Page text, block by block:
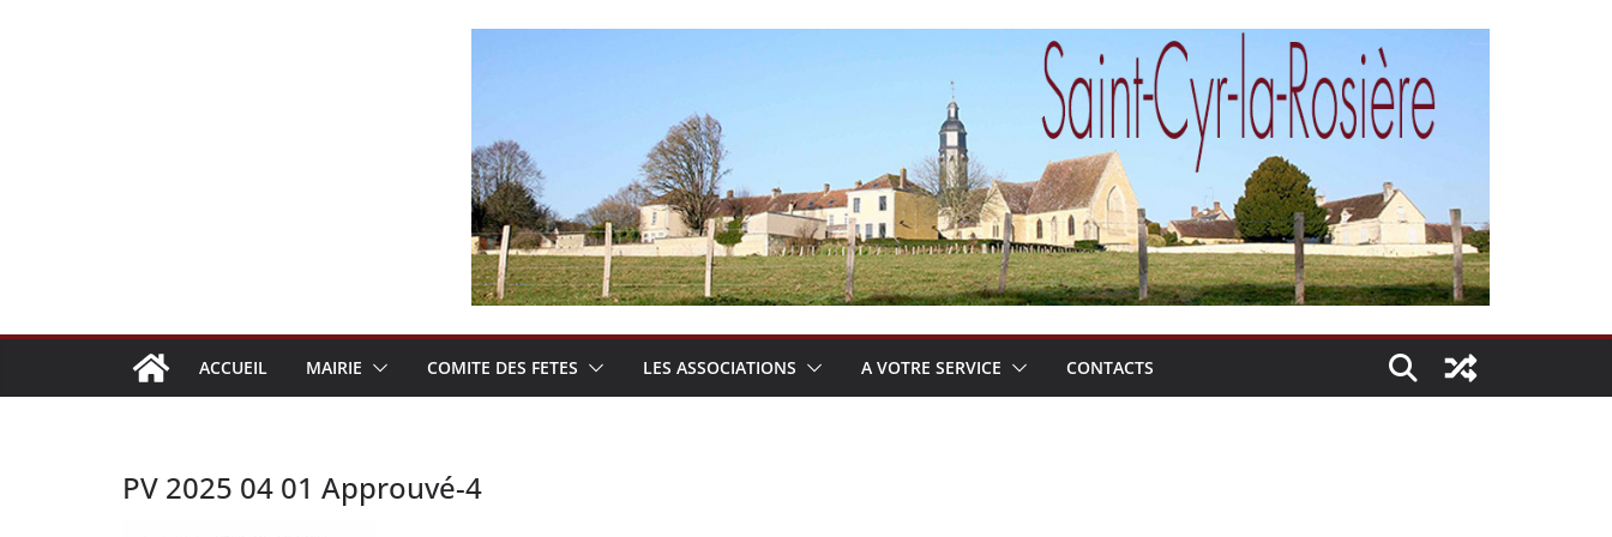
ACCUEIL MAIRIE COMITE DES FETES LES ASSOCIATIONS A VOTRE SERVICE CONTACTS
PV 2025 04 01 Approuvé-4